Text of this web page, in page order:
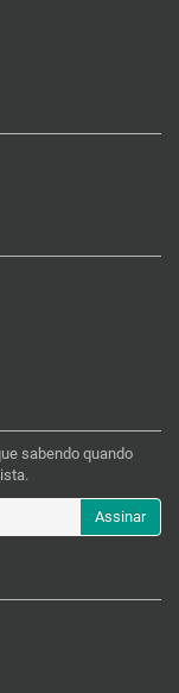
sabendo quando
Assinar